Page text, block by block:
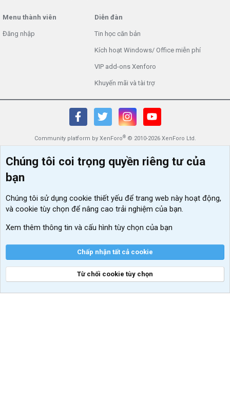
Menu thành viên
Đăng nhập
Diễn đàn
Tin học căn bản
Kích hoạt Windows/ Office miễn phí
VIP add-ons Xenforo
Khuyến mãi và tài trợ
Community platform by XenForo® © 2010-2026 XenForo Ltd.
Chúng tôi coi trọng quyền riêng tư của
bạn
Chúng tôi sử dụng cookie thiết yếu để trang web này hoạt động,
và cookie tùy chọn để nâng cao trải nghiệm của bạn.
Xem thêm thông tin và cấu hình tùy chọn của bạn
Chấp nhận tất cả cookie
Từ chối cookie tùy chọn